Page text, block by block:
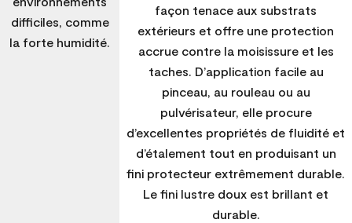
difficiles, comme
la forte humidité.
façon tenace aux substrats
extérieurs et offre une protection
accrue contre la moisissure et les
taches. D’application facile au
pinceau, au rouleau ou au
pulvérisateur, elle procure
d’excellentes propriétés de fluidité et
d’étalement tout en produisant un
fini protecteur extrêmement durable.
Le fini lustre doux est brillant et
durable.